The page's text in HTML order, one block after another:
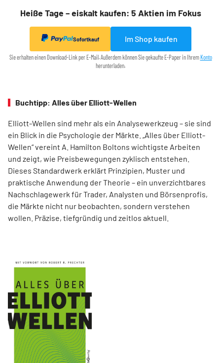
Heiße Tage – eiskalt kaufen: 5 Aktien im Fokus
Sofortkauf Im Shop kaufen
Sie erhalten einen Download-Link per E-Mail. Außerdem können Sie gekaufte E-Paper in Ihrem Konto
herunterladen.
Buchtipp: Alles über Elliott-Wellen
Elliott-Wellen sind mehr als ein Analysewerkzeug – sie sind
ein Blick in die Psychologie der Märkte. „Alles über Elliott-
Wellen“ vereint A. Hamilton Boltons wichtigste Arbeiten
und zeigt, wie Preisbewegungen zyklisch entstehen.
Dieses Standardwerk erklärt Prinzipien, Muster und
praktische Anwendung der Theorie – ein unverzichtbares
Nachschlagewerk für Trader, Analysten und Börsenprofis,
die Märkte nicht nur beobachten, sondern verstehen
wollen. Präzise, tiefgründig und zeitlos aktuell.